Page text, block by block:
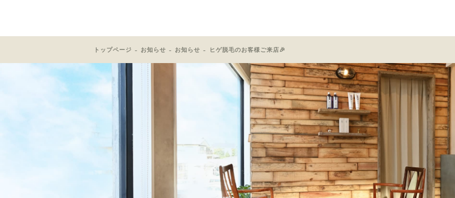
トップページ お知らせ お知らせ ヒゲ脱毛のお客様ご来店🎉